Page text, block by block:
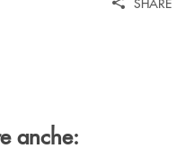
anche: